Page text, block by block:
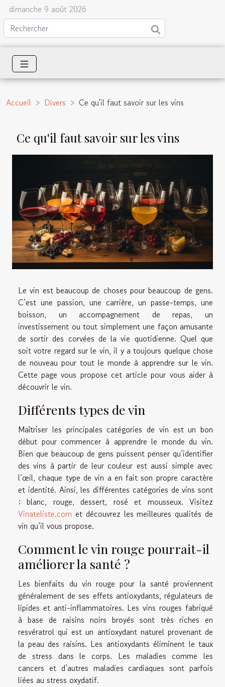
dimanche 9 août 2026
Accueil Divers Ce qu'il faut savoir sur les vins
Ce qu'il faut savoir sur les vins
Le vin est beaucoup de choses pour beaucoup de gens.
C’est une passion, une carrière, un passe-temps, une
boisson, un accompagnement de repas, un
investissement ou tout simplement une façon amusante
de sortir des corvées de la vie quotidienne. Quel que
soit votre regard sur le vin, il y a toujours quelque chose
de nouveau pour tout le monde à apprendre sur le vin.
Cette page vous propose cet article pour vous aider à
découvrir le vin.
Différents types de vin
Maîtriser les principales catégories de vin est un bon
début pour commencer à apprendre le monde du vin.
Bien que beaucoup de gens puissent penser qu’identifier
des vins à partir de leur couleur est aussi simple avec
l’œil, chaque type de vin a en fait son propre caractère
et identité. Ainsi, les différentes catégories de vins sont
: blanc, rouge, dessert, rosé et mousseux. Visitez
Vinateliste.com et découvrez les meilleures qualités de
vin qu’il vous propose.
Comment le vin rouge pourrait-il
améliorer la santé ?
Les bienfaits du vin rouge pour la santé proviennent
généralement de ses effets antioxydants, régulateurs de
lipides et anti-inflammatoires. Les vins rouges fabriqué
à base de raisins noirs broyés sont très riches en
resvératrol qui est un antioxydant naturel provenant de
la peau des raisins. Les antioxydants éliminent le taux
de stress dans le corps. Les maladies comme les
cancers et d’autres maladies cardiaques sont parfois
liées au stress oxydatif.